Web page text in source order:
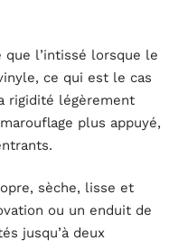
l’intissé lorsque le
ce qui est le cas
rigidité légèrement
plus appuyé,
sèche, lisse et
ou un enduit de
jusqu’à deux